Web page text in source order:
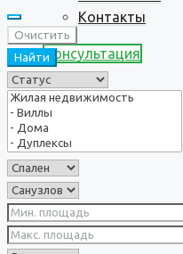
Контакты
Консультация
Очистить
Найти